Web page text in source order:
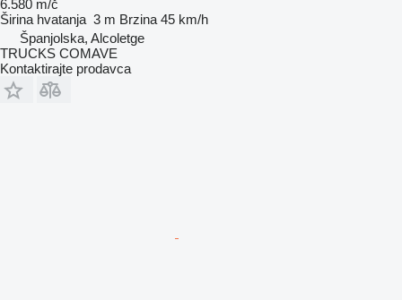
6.580 m/č
Širina hvatanja 3 m Brzina 45 km/h
Španjolska, Alcoletge
TRUCKS COMAVE
Kontaktirajte prodavca